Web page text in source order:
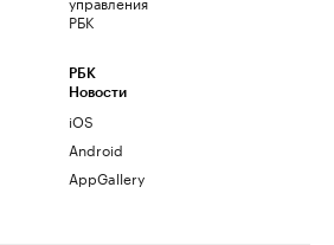
РБК
РБК
Новости
iOS
Android
AppGallery